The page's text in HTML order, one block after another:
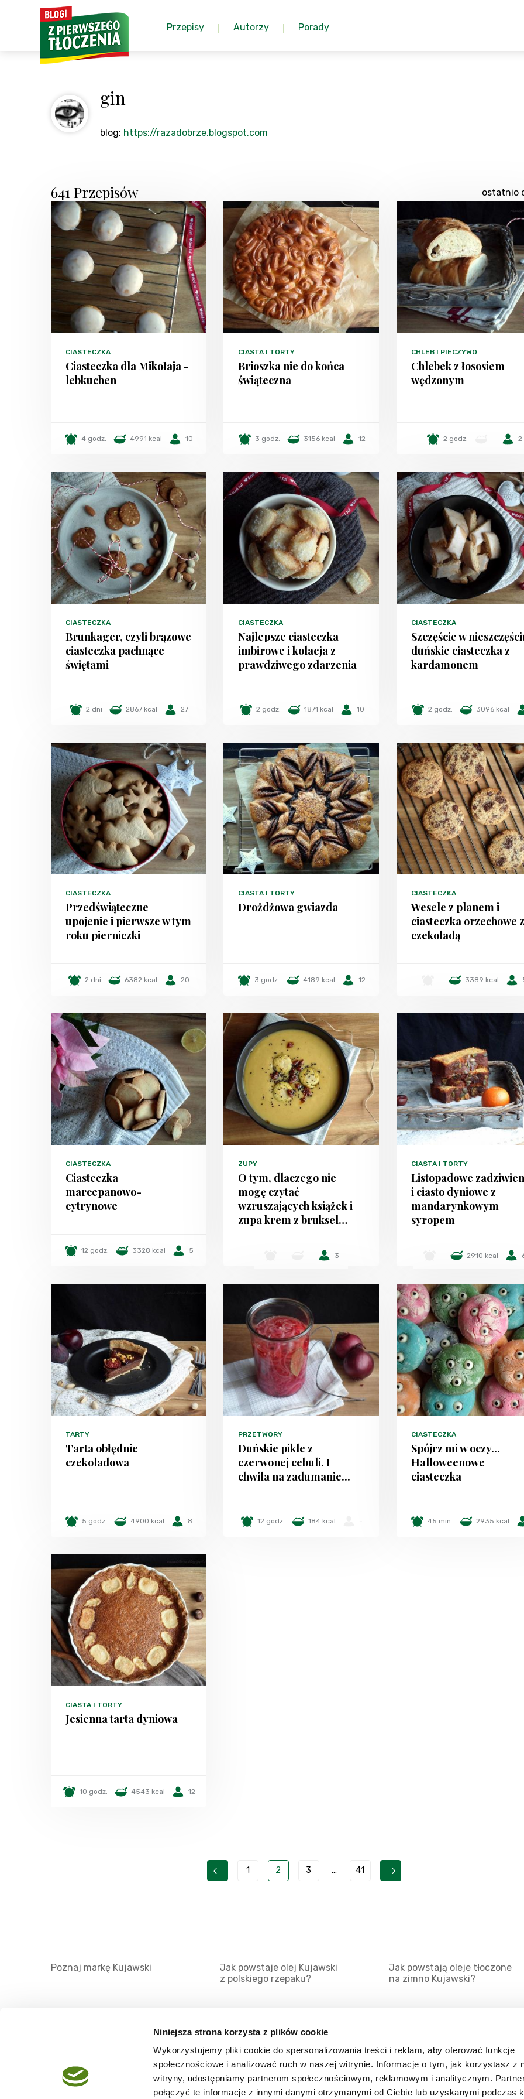
Niniejsza strona korzysta z plików cookie
Wykorzystujemy pliki cookie do spersonalizowania treści i reklam, aby oferować funkcje
społecznościowe i analizować ruch w naszej witrynie. Informacje o tym, jak korzystasz z
witryny, udostępniamy partnerom społecznościowym, reklamowym i analitycznym.
połączyć te informacje z innymi danymi otrzymanymi od Ciebie lub uzyskanymi podczas
Przepisy Autorzy Porady
gin
blog: https://razadobrze.blogspot.com
641 Przepisów ostatnio
CIASTECZKA
Ciasteczka dla Mikołaja -
lebkuchen
4 godz. 4991 kcal 10
CIASTA I TORTY
Brioszka nie do końca
świąteczna
3 godz. 3156 kcal 12
CHLEB I PIECZYWO
Chlebek z łososiem
wędzonym
2 godz. 2
CIASTECZKA
Brunkager, czyli brązowe
ciasteczka pachnące
świętami
2 dni 2867 kcal 27
CIASTECZKA
Najlepsze ciasteczka
imbirowe i kolacja z
prawdziwego zdarzenia
2 godz. 1871 kcal 10
CIASTECZKA
Szczęście w
duńskie ciasteczka z
kardamonem
2 godz. 3096 kcal
CIASTECZKA
Przedświąteczne
upojenie i pierwsze w tym
roku pierniczki
2 dni 6382 kcal 20
CIASTA I TORTY
Drożdżowa gwiazda
3 godz. 4189 kcal 12
CIASTECZKA
Wesele z planem i
ciasteczka orzechowe z
czekoladą
3389 kcal
CIASTECZKA
Ciasteczka
marcepanowo-
cytrynowe
12 godz. 3328 kcal 5
ZUPY
O tym, dlaczego nie
mogę czytać
wzruszających książek i
zupa krem z bruksel…
3
CIASTA I TORTY
Listopadowe
i ciasto dyniowe z
mandarynkowym
syropem
2910 kcal
TARTY
Tarta obłędnie
czekoladowa
5 godz. 4900 kcal 8
PRZETWORY
Duńskie pikle z
czerwonej cebuli. I
chwila na zadumanie...
12 godz. 184 kcal
CIASTECZKA
Spójrz mi w oczy...
Halloweenowe
ciasteczka
45 min. 2935 kcal
CIASTA I TORTY
Jesienna tarta dyniowa
10 godz. 4543 kcal 12
1 2 3 ... 41
Poznaj markę Kujawski
Jak powstaje olej Kujawski
z polskiego rzepaku?
Jak powstają oleje tłoczone
na zimno Kujawski?
Regulamin
Mapa serwisu
Kanały RSS